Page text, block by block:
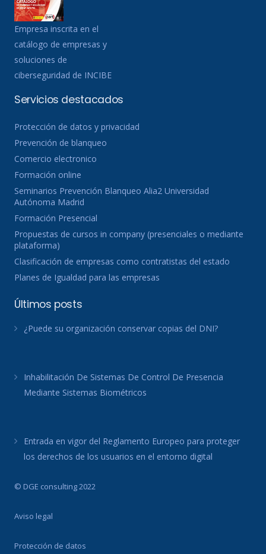
Empresa inscrita en el
catálogo de empresas y
soluciones de
ciberseguridad de INCIBE
Servicios destacados
Protección de datos y privacidad
Prevención de blanqueo
Comercio electronico
Formación online
Seminarios Prevención Blanqueo Alia2 Universidad
Autónoma Madrid
Formación Presencial
Propuestas de cursos in company (presenciales o mediante
plataforma)
Clasificación de empresas como contratistas del estado
Planes de Igualdad para las empresas
Últimos posts
¿Puede su organización conservar copias del DNI?
Inhabilitación De Sistemas De Control De Presencia
Mediante Sistemas Biométricos
Entrada en vigor del Reglamento Europeo para proteger
los derechos de los usuarios en el entorno digital
© DGE consulting 2022
Aviso legal
Protección de datos